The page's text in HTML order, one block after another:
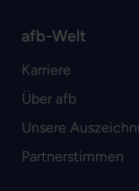
afb-Welt
Karriere
Über afb
Unsere
Partnerstimmen